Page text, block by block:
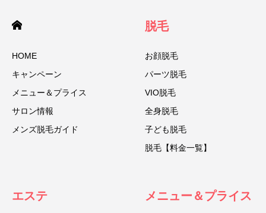
HOME
キャンペーン
メニュー＆プライス
サロン情報
メンズ脱毛ガイド
脱毛
お顔脱毛
パーツ脱毛
VIO脱毛
全身脱毛
子ども脱毛
脱毛【料金一覧】
エステ メニュー＆プライス